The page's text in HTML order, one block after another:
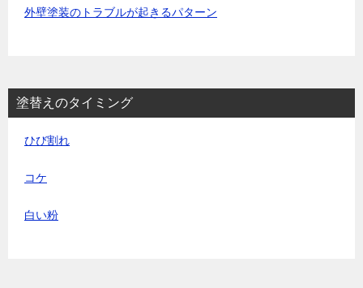
外壁塗装のトラブルが起きるパターン
塗替えのタイミング
ひび割れ
コケ
白い粉